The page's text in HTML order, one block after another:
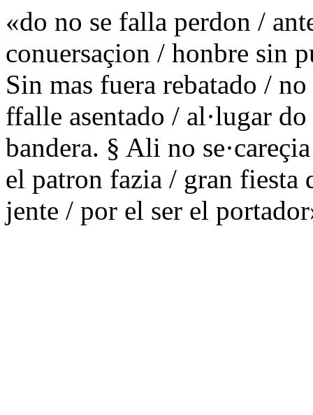
«do no se falla perdon /
conuersaçion / honbre sin
Sin mas fuera rebatado /
ffalle asentado / al·lugar
bandera. § Ali no
el patron fazia / gran fiesta
jente / por el ser el